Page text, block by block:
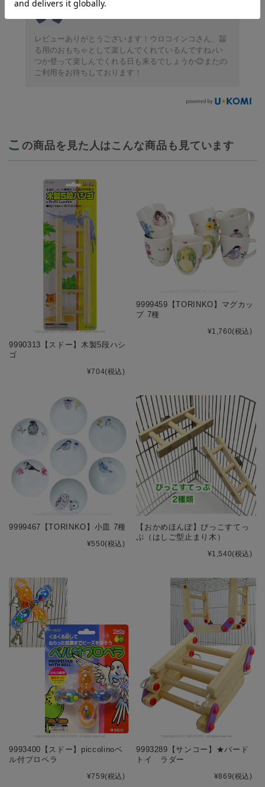
レビューありがとうございます！ウロコインコさん、齧
る用のおもちゃとして楽しんでくれているんですね♪い
つか登って楽しんでくれる日も来るでしょうか😊またの
ご利用をお待ちしております！
こ の商品を見た人はこんな商品も見ています
9990313【スドー】木製5段ハシ
ゴ
¥704(税込)
9999459【TORINKO】マグカッ
プ 7種
¥1,760(税込)
9999467【TORINKO】小皿 7種
¥550(税込)
【おかめほんぽ】ぴっこすてっ
ぷ（はしご型止まり木）
¥1,540(税込)
9993400【スドー】piccolinoベ
ル付プロペラ
¥759(税込)
9993289【サンコー】★バード
トイ ラダー
¥869(税込)